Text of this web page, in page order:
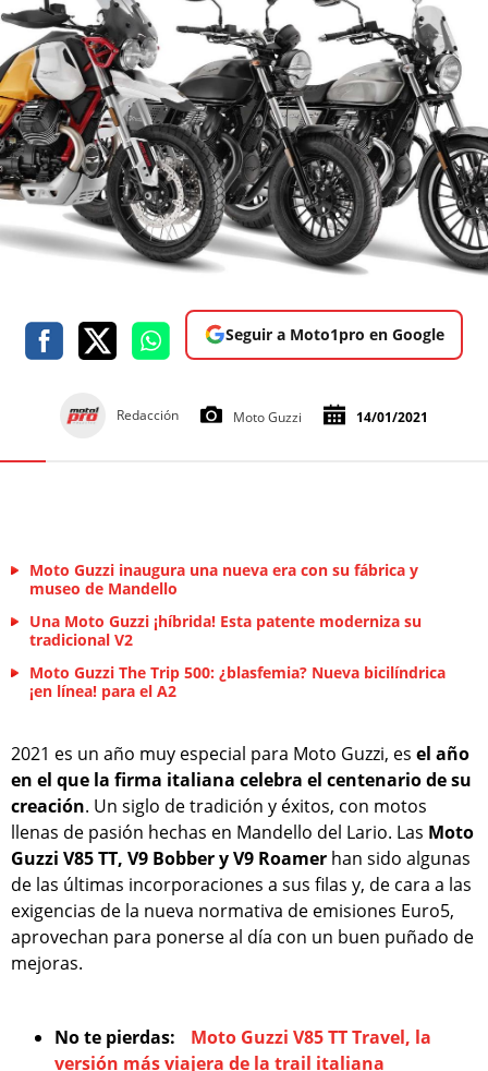
Seguir a Moto1pro en Google
Redacción Moto Guzzi 14/01/2021
Moto Guzzi inaugura una nueva era con su fábrica y
museo de Mandello
Una Moto Guzzi ¡híbrida! Esta patente moderniza su
tradicional V2
Moto Guzzi The Trip 500: ¿blasfemia? Nueva bicilíndrica
¡en línea! para el A2
2021 es un año muy especial para Moto Guzzi, es el año
en el que la firma italiana celebra el centenario de su
creación. Un siglo de tradición y éxitos, con motos
llenas de pasión hechas en Mandello del Lario. Las Moto
Guzzi V85 TT, V9 Bobber y V9 Roamer han sido algunas
de las últimas incorporaciones a sus filas y, de cara a las
exigencias de la nueva normativa de emisiones Euro5,
aprovechan para ponerse al día con un buen puñado de
mejoras.
No te pierdas: Moto Guzzi V85 TT Travel, la
versión más viajera de la trail italiana